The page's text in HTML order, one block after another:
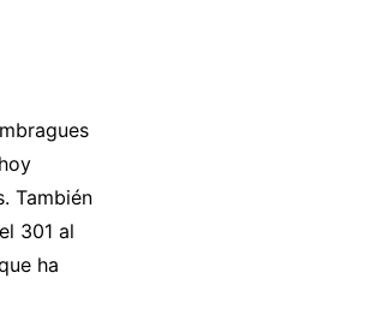
También
301 al
ha